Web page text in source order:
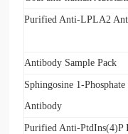
Purified Anti-LPLA2
Antibody Sample Pack
Sphingosine 1-Phosphate
Antibody
Purified Anti-PtdIns(4)P